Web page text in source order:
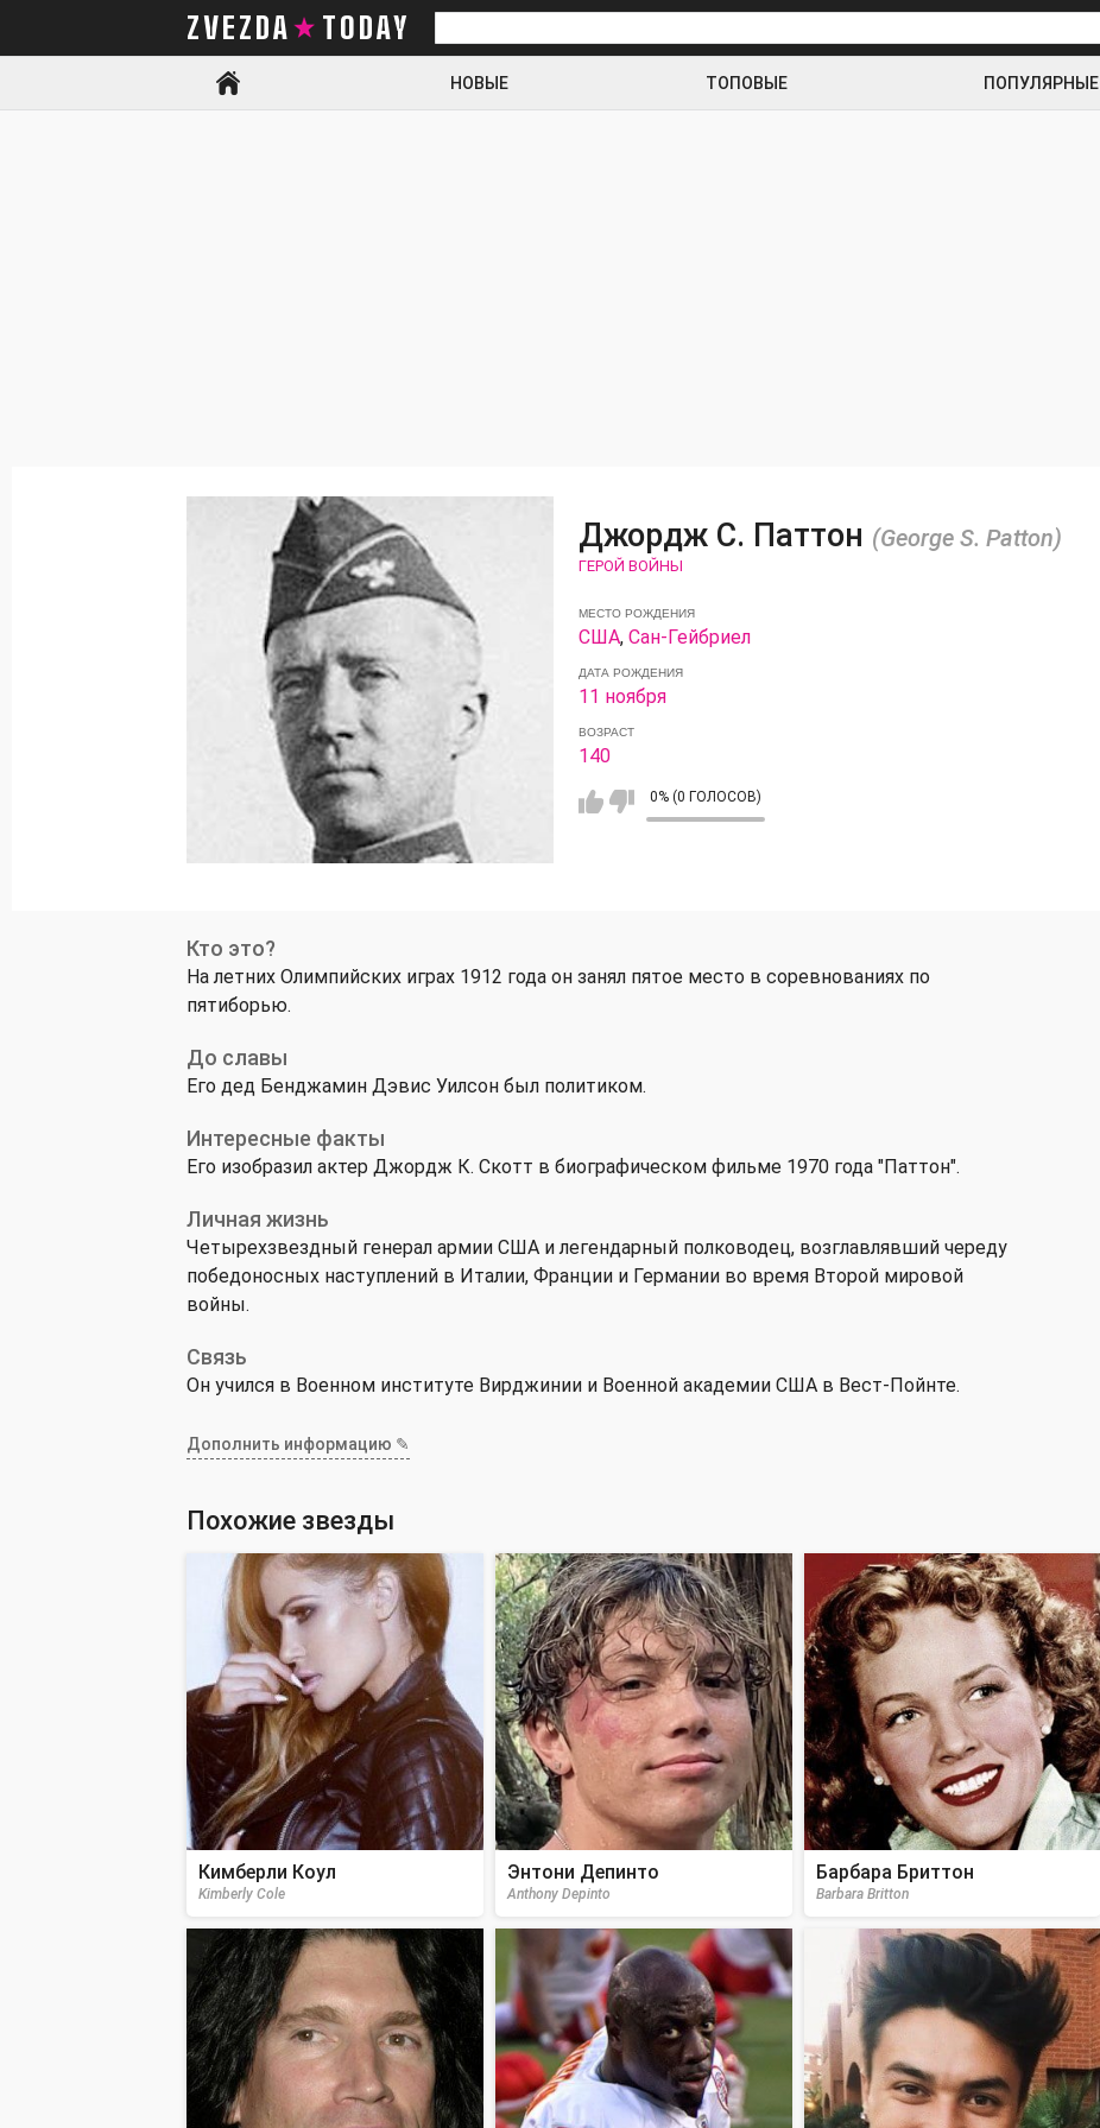
ZVEZDA TODAY
Искать
НОВЫЕ ТОПОВЫЕ ПОПУЛЯРНЫЕ
Джордж С. Паттон (George S. Patton)
ГЕРОЙ ВОЙНЫ
МЕСТО РОЖДЕНИЯ
США, Сан-Гейбриел
ДАТА РОЖДЕНИЯ
11 ноября
ВОЗРАСТ
140
0% (0 ГОЛОСОВ)
Кто это?
На летних Олимпийских играх 1912 года он занял пятое место в соревнованиях по
пятиборью.
До славы
Его дед Бенджамин Дэвис Уилсон был политиком.
Интересные факты
Его изобразил актер Джордж К. Скотт в биографическом фильме 1970 года "Паттон".
Личная жизнь
Четырехзвездный генерал армии США и легендарный полководец, возглавлявший череду
победоносных наступлений в Италии, Франции и Германии во время Второй мировой
войны.
Связь
Он учился в Военном институте Вирджинии и Военной академии США в Вест-Пойнте.
Дополнить информацию ✎
Похожие звезды
Кимберли Коул
Kimberly Cole
Энтони Депинто
Anthony Depinto
Барбара Бриттон
Barbara Britton